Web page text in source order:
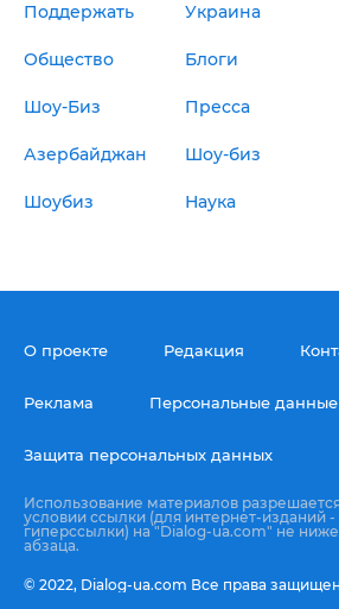
Поддержать Украина
Общество Блоги
Шоу-Биз Пресса
Азербайджан Шоу-биз
Шоубиз Наука
О проекте Редакция
Реклама Персональные данные
Защита персональных данных
Использование материалов
условии ссылки (для интернет-изданий -
гиперссылки) на "Dialog-ua.com" не ниже
абзаца.
© 2022, Dialog-ua.сom Все права